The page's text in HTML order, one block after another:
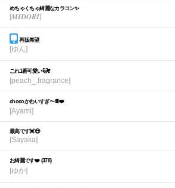
めちゃくちゃ綺麗なカラコン✨
[𝑴𝑰𝑫𝑶𝑹𝑰]
再販希望
[ゆん]
これ1番可愛い🐱❣️
[peach_.fragrance]
chocoかわいすぎ〜🍫❤️
[Ayami]
最高です💓😍
[Sayaka]
お綺麗です❤️ (378)
[ゆか]